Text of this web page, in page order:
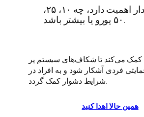
هر مقدار اهمیت دارد، چه ۱۰، ۲۵،
۵۰ یورو یا بیشتر باشد.
کمک می‌کند تا شکاف‌های سیستم پر
فردی آشکار شود و به افراد در
شرایط دشوار کمک گردد.
همین حالا اهدا کنید